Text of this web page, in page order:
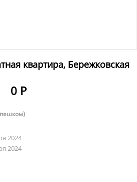
квартира, Бережковская
0 Р
2024
2024